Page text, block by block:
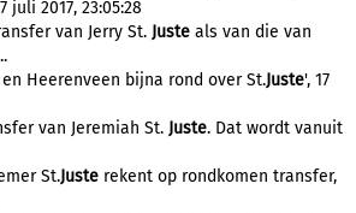
juli 2017, 23:05:28
van Jerry St. Juste als van die van
Heerenveen bijna rond over St.Juste', 17
van Jeremiah St. Juste. Dat wordt vanuit
St.Juste rekent op rondkomen transfer,